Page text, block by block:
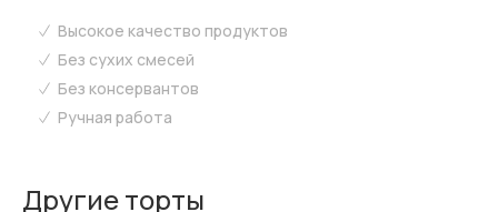
Высокое качество продуктов
Без сухих смесей
Без консервантов
Ручная работа
Другие торты